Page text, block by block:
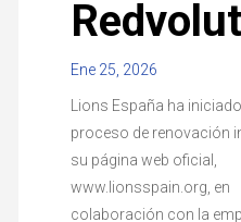
Ene 25, 2026
Lions España ha
proceso de renovación
su página web oficial,
www.lionsspain.org, en
colaboración con la